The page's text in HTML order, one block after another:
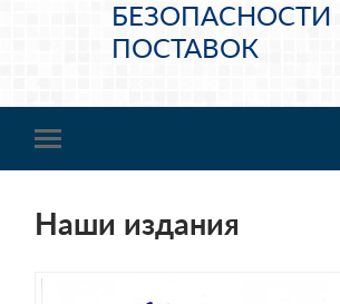
БЕЗОПАСНОСТИ
ПОСТАВОК
Наши издания